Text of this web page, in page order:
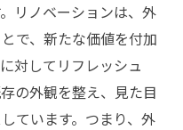
リノベーションは、外
で、新たな価値を付加
対してリフレッシュ
の外観を整え、見た目
ています。つまり、外